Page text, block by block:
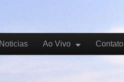
Noticias Ao Vivo Contato